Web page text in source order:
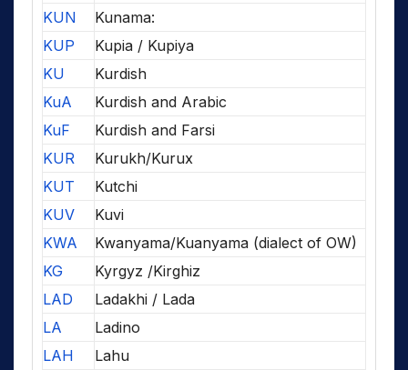
KUN
Kunama:
KUP
Kupia / Kupiya
KU
Kurdish
KuA
Kurdish and Arabic
KuF
Kurdish and Farsi
KUR
Kurukh/Kurux
KUT
Kutchi
KUV
Kuvi
KWA
Kwanyama/Kuanyama (dialect of OW)
KG
Kyrgyz /Kirghiz
LAD
Ladakhi / Lada
LA
Ladino
LAH
Lahu